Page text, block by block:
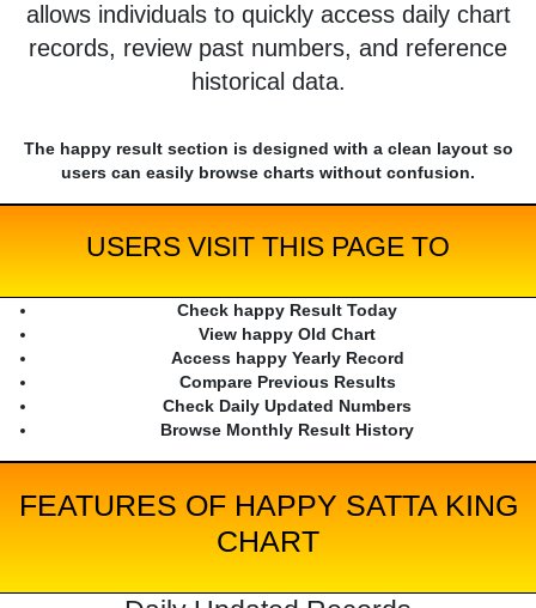
allows individuals to quickly access daily chart
records, review past numbers, and reference
historical data.
The happy result section is designed with a clean layout so
users can easily browse charts without confusion.
USERS VISIT THIS PAGE TO
Check happy Result Today
View happy Old Chart
Access happy Yearly Record
Compare Previous Results
Check Daily Updated Numbers
Browse Monthly Result History
FEATURES OF HAPPY SATTA KING
CHART